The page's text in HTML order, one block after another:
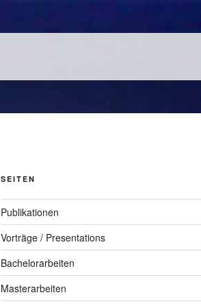
SEITEN
Publikationen
Vorträge / Presentations
Bachelorarbeiten
Masterarbeiten